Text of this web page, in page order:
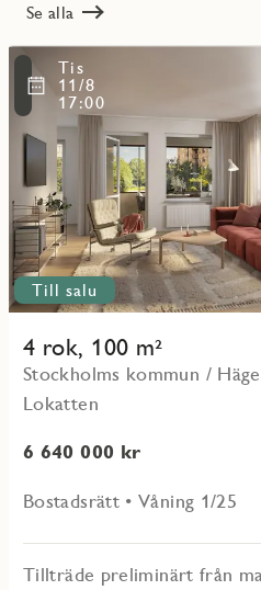
Se alla
Till salu
4 rok, 100 m²
Stockholms kommun /
Lokatten
6 640 000 kr
Bostadsrätt • Våning 1/25
Tillträde preliminärt från
Tis
11/8
17:00
Läs
mer
objekt
11102